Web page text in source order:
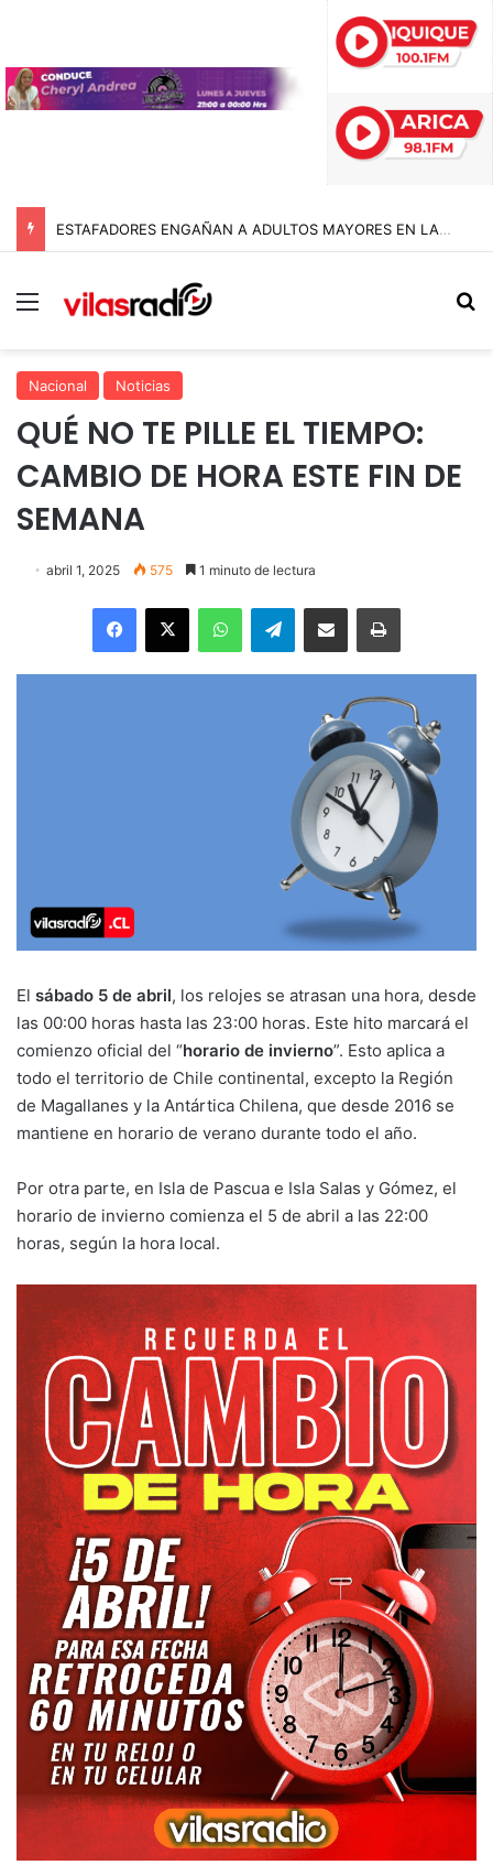
ESTAFADORES ENGAÑAN A ADULTOS MAYORES EN LA TIRANA CON FALSAS ÓRDENES DE DESALOJO: BIENES NACIONALES PONE LA VOZ EN ALERTA
Menú
Nacional Noticias
QUÉ NO TE PILLE EL TIEMPO:
CAMBIO DE HORA ESTE FIN DE
SEMANA
abril 1, 2025 575 1 minuto de lectura
Facebook
X WhatsAppTelegramEnviar vía email Imprimir
El sábado 5 de abril, los relojes se atrasan una hora, desde
las 00:00 horas hasta las 23:00 horas. Este hito marcará el
comienzo oficial del “horario de invierno”. Esto aplica a
todo el territorio de Chile continental, excepto la Región
de Magallanes y la Antártica Chilena, que desde 2016 se
mantiene en horario de verano durante todo el año.
Por otra parte, en Isla de Pascua e Isla Salas y Gómez, el
horario de invierno comienza el 5 de abril a las 22:00
horas, según la hora local.